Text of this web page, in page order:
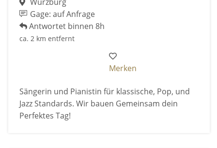
Würzburg
Gage: auf Anfrage
Antwortet binnen 8h
ca. 2 km entfernt
Merken
Sängerin und Pianistin für klassische, Pop, und
Jazz Standards. Wir bauen Gemeinsam dein
Perfektes Tag!